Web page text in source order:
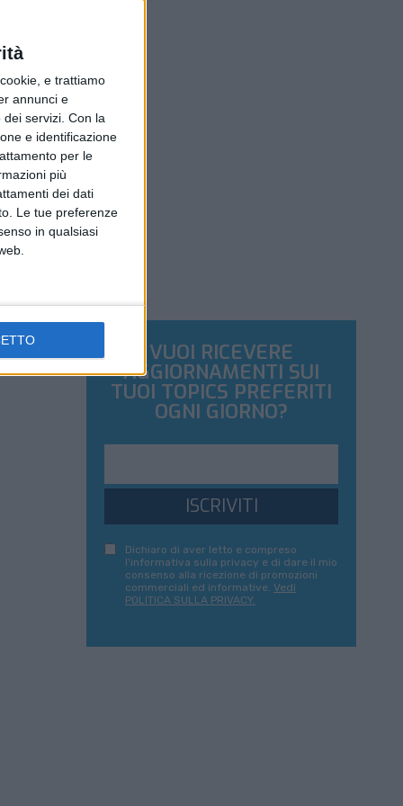
e trattiamo
annunci e
servizi. Con la
e identificazione
per le
più
dei dati
Le tue preferenze
in qualsiasi
VUOI RICEVERE
AGGIORNAMENTI SUI
TUOI TOPICS PREFERITI
OGNI GIORNO?
ISCRIVITI
Dichiaro di aver letto e compreso
l'informativa sulla privacy e di dare il mio
consenso alla ricezione di promozioni
commerciali ed informative. Vedi
POLITICA SULLA PRIVACY.